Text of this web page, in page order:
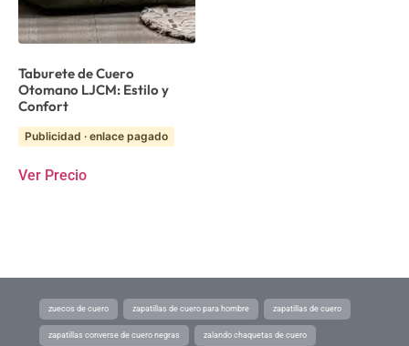
Taburete de Cuero
Otomano LJCM: Estilo y
Confort
Publicidad · enlace pagado
Ver Precio
zuecos de cuero zapatillas de cuero para hombre zapatillas de cuero
zapatillas converse de cuero negras zalando chaquetas de cuero